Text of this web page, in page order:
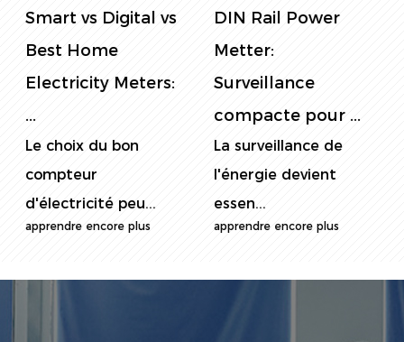
compteur d'énergie à fonction multitarif WiFi
Investissez dans l’avenir de la surveillance
énergétique avec notre compteur d’énergie. Ce
n'est pas seulement un mètre ; c'est votre
passerelle vers un avenir énergétique plus
intelligent, plus durable et plus rentable. Faites
DIN Rail Power
Metter:
Surveillance
compacte pour ...
La surveillance de
l'énergie devient
essen...
apprendre encore plus
Panel Power
Metter: Le guide
ultime de la
surveill...
Dans le monde
actuel soucieux de
l'énergie...
apprendre encore plus